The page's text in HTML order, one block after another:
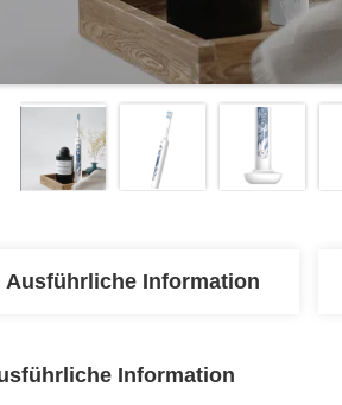
Ausführliche Information
Information